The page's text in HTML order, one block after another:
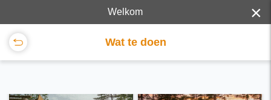
Welkom ×
Wat te doen